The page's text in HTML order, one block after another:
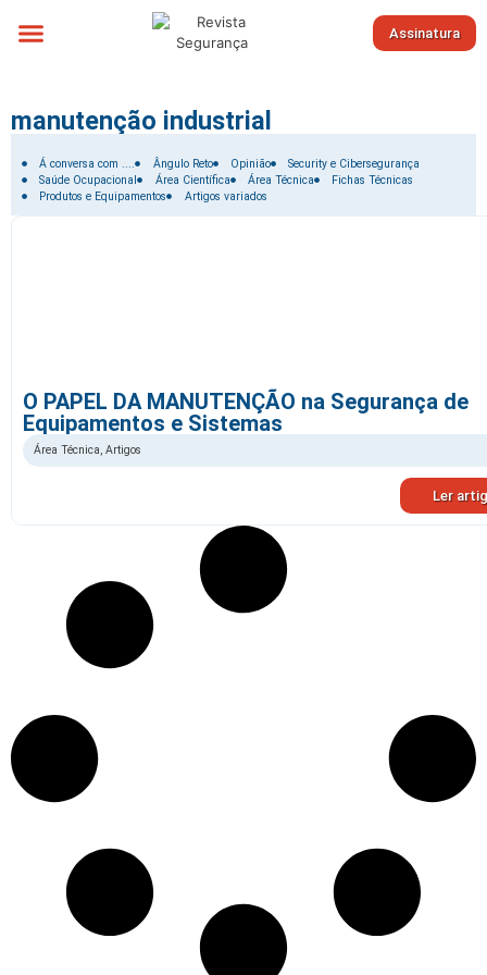
Assinatura
manutenção industrial
Filtrar por:
Á conversa com .... Ângulo Reto Opinião
Security e Cibersegurança
Saúde Ocupacional
Área Científica Área Técnica
Fichas Técnicas
Produtos e Equipamentos
Artigos variados
O PAPEL DA MANUTENÇÃO na Segurança de
Equipamentos e Sistemas
Área Técnica, Artigos
Ler